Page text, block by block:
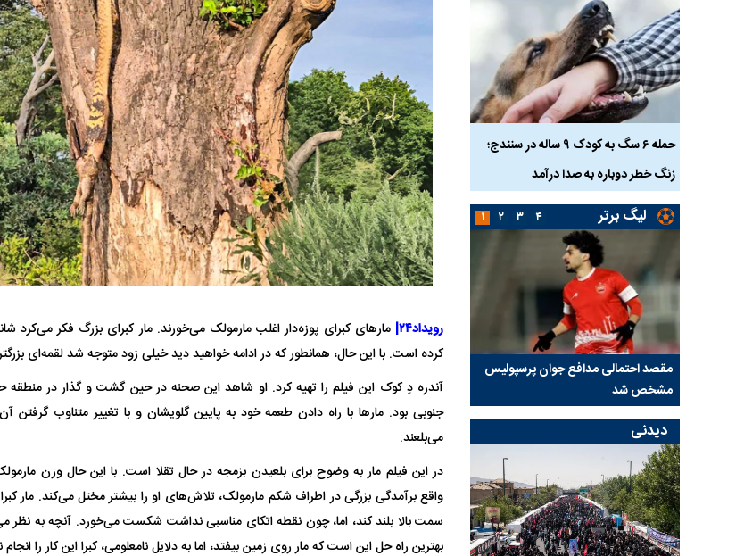
رویداد۲۴|
مار‌های کبرای پوزه‌دار اغلب مارمولک می‌خورند. مار کبرای بزرگ فکر می‌کرد
کرده است. با این حال، همانطور که در ادامه خواهید دید خیلی زود متوجه شد لقمه‌ای
آندره دِ کوک این فیلم را تهیه کرد. او شاهد این صحنه در حین گشت و گذار در
جنوبی بود. مار‌ها با راه دادن طعمه خود به پایین گلویشان و با تغییر متناوب
می‌بلعند.
در این فیلم مار به وضوح برای بلعیدن بزمجه در حال تقلا است. با این حال وزن
واقع برآمدگی بزرگی در اطراف شکم مارمولک، تلاش‌های او را بیشتر مختل می‌کند. مار
سمت بالا بلند کند، اما، چون نقطه اتکای مناسبی نداشت شکست می‌خورد. آنچه به نظر
بهترین راه حل این است که مار روی زمین بیفتد، اما به دلایل نامعلومی، کبرا این کار را
حمله ۶ سگ به کودک ۹ ساله در سنندج؛
زنگ خطر دوباره به صدا درآمد
واژگونی مرگبار سمند در اصفهان | ۴ نفر
کشته شدند
عکس| ماجرای کشف جسد ناشناس که
توسط حیوانات خورده شد
زنگ
لیگ برتر
مقصد احتمالی مدافع جوان پرسپولیس
مشخص شد
استقلال
هافبک گابنی در آستانه انتخاب تیم جدید
۱ ۲ ۳ ۴
دیدنی